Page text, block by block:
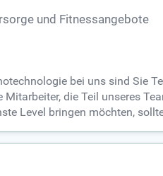
und Fitnessangebote
bei uns sind Sie
Mitarbeiter, die Teil unseres
Level bringen möchten,